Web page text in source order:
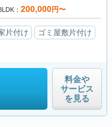
200,000円〜
片付け
ゴミ屋敷片付け
料金や
サービス
を見る